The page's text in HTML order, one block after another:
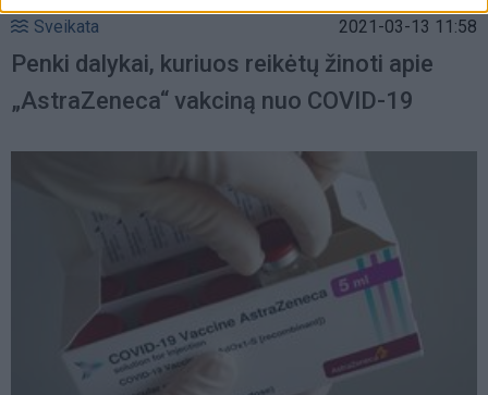
Sveikata 2021-03-13 11:58
Penki dalykai, kuriuos reikėtų žinoti apie
„AstraZeneca“ vakciną nuo COVID-19